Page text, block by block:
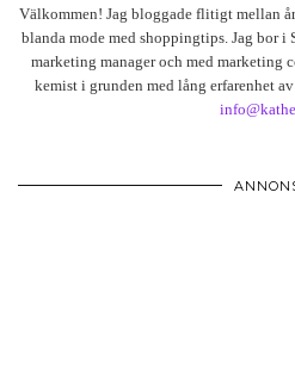
Välkommen! Jag bloggade flitigt mellan
blanda mode med shoppingtips. Jag bor i
marketing manager och med marketing
kemist i grunden med lång erfarenhet